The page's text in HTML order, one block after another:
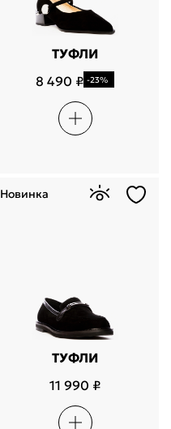
ТУФЛИ
8 490 ₽ -23%
ТУФЛИ
11 990 ₽
Новинка